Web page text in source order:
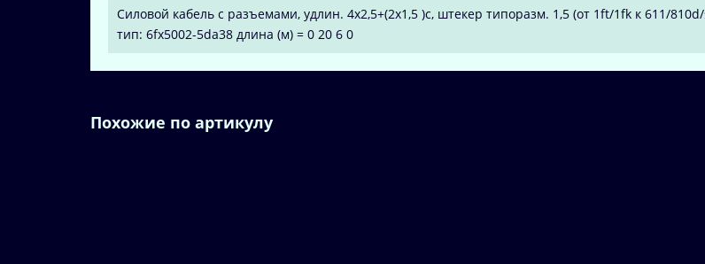
Силовой кабель с разъемами, удлин. 4x2,5+(2x1,5 )c, штекер типоразм. 1,5 (от 1ft/1fk к 611/
тип: 6fx5002-5da38 длина (м) = 0 20 6 0
Похожие по артикулу